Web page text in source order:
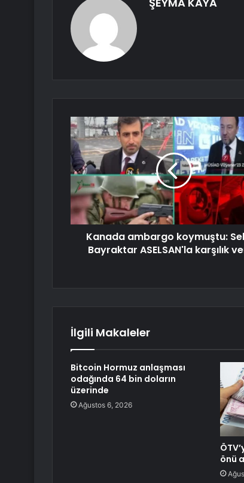
Kanada ambargo koymuştu:
Bayraktar ASELSAN'la karşılık
İlgili Makaleler
Bitcoin Hormuz anlaşması
odağında 64 bin doların
üzerinde
Ağustos 6, 2026
önü